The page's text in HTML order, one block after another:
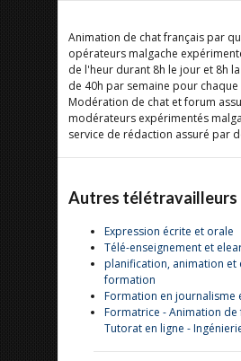
Animation de chat français par
opérateurs malgache
de l'heur durant 8h le jour et 8h
de 40h par semaine pour
Modération de chat et forum
modérateurs expérimentés
service de rédaction assuré par
Autres télétravailleurs
Expression écrite et orale
Télé-enseignement et
planification, animation et
formation
Formation en journalisme
Formatrice - Animation
Tutorat en ligne -